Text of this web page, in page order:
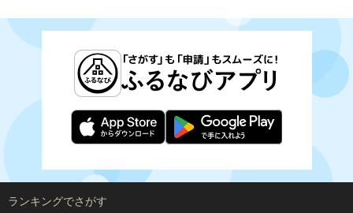
ランキングでさがす